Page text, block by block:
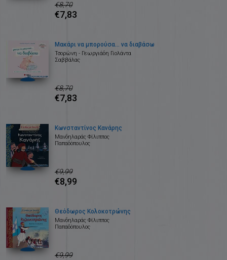
€8,70
€7,83
Μακάρι να μπορούσα… να διαβάσω
Τσορώνη - Γεωργιάδη Γιολάντα
Σαββάλας
€8,70
€7,83
Κωνσταντίνος Κανάρης
Μανδηλαράς Φίλιππος
Παπαδόπουλος
€9,99
€8,99
Θεόδωρος Κολοκοτρώνης
Μανδηλαράς Φίλιππος
Παπαδόπουλος
€9,99